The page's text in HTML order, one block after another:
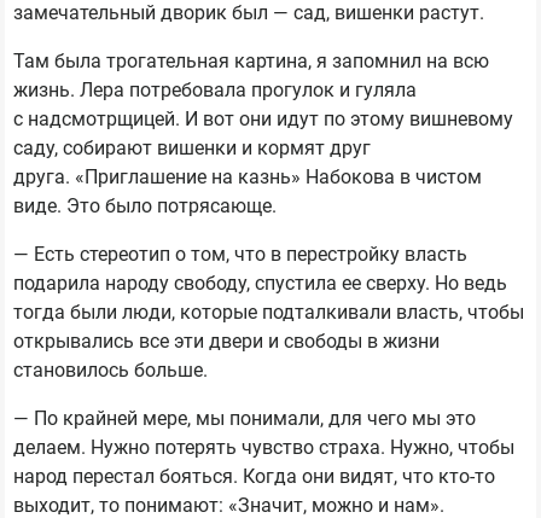
замечательный дворик был — сад, вишенки растут.
Там была трогательная картина, я запомнил на всю
жизнь. Лера потребовала прогулок и гуляла
с надсмотрщицей. И вот они идут по этому вишневому
саду, собирают вишенки и кормят друг
друга. «Приглашение на казнь» Набокова в чистом
виде. Это было потрясающе.
— Есть стереотип о том, что в перестройку власть
подарила народу свободу, спустила ее сверху. Но ведь
тогда были люди, которые подталкивали власть, чтобы
открывались все эти двери и свободы в жизни
становилось больше.
— По крайней мере, мы понимали, для чего мы это
делаем. Нужно потерять чувство страха. Нужно, чтобы
народ перестал бояться. Когда они видят, что кто-то
выходит, то понимают: «Значит, можно и нам».